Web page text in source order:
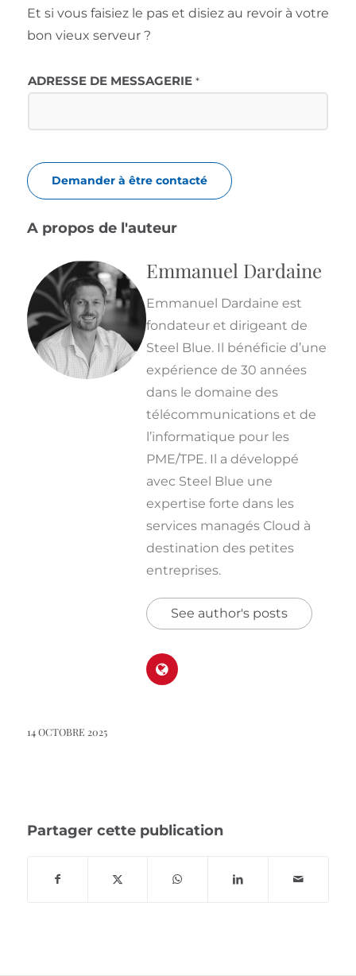
Et si vous faisiez le pas et disiez au revoir à votre
bon vieux serveur ?
ADRESSE DE MESSAGERIE *
Demander à être contacté
A propos de l'auteur
Emmanuel Dardaine
Emmanuel Dardaine est
fondateur et dirigeant de
Steel Blue. Il bénéficie d’une
expérience de 30 années
dans le domaine des
télécommunications et de
l’informatique pour les
PME/TPE. Il a développé
avec Steel Blue une
expertise forte dans les
services managés Cloud à
destination des petites
entreprises.
See author's posts
14 OCTOBRE 2025
Partager cette publication